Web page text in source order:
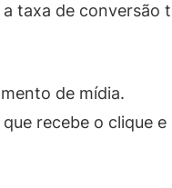
taxa de conversão
de mídia.
recebe o clique